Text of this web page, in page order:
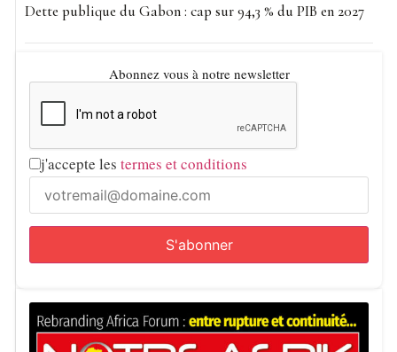
Dette publique du Gabon : cap sur 94,3 % du PIB en 2027
Abonnez vous à notre newsletter
j'accepte les termes et conditions